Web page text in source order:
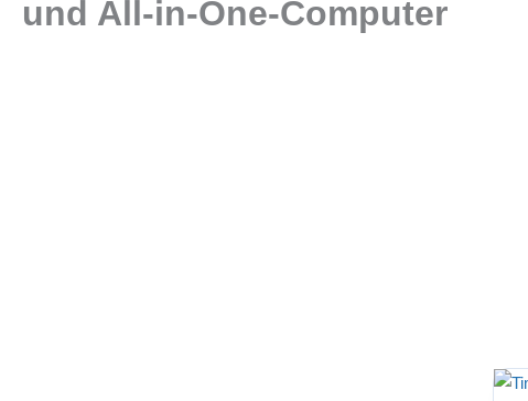
und All-in-One-Computer